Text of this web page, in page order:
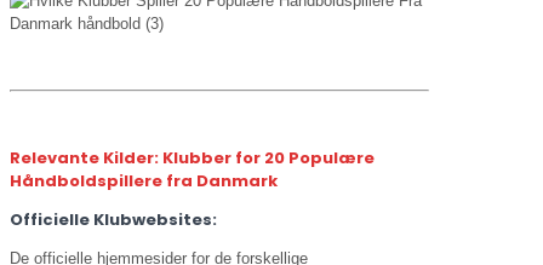
Relevante Kilder: Klubber for 20 Populære
Håndboldspillere fra Danmark
Officielle Klubwebsites:
De officielle hjemmesider for de forskellige